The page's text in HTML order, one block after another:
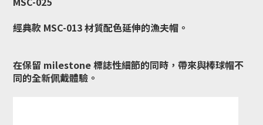
經典款 MSC-013 材質配色延伸的漁夫帽。
在保留 milestone 標誌性細節的同時， 帶來與棒球帽不
同的全新佩戴體驗。